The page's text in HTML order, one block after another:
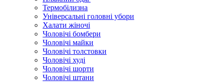
Термобілизна
Універсальні головні убори
Халати жіночі
Чоловічі бомбери
Чоловічі майки
Чоловічі толстовки
Чоловічі худі
Чоловічі шорти
Чоловічі штани